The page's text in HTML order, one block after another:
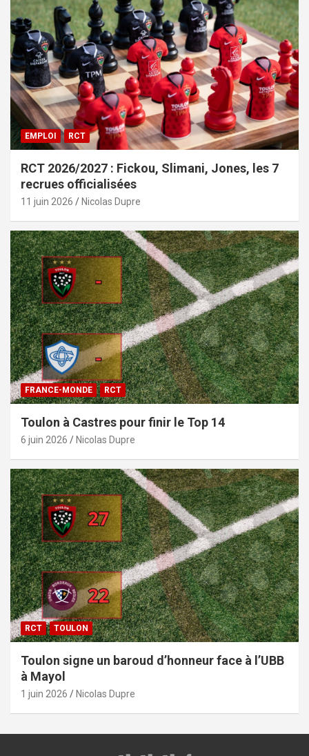
EMPLOI RCT
RCT 2026/2027 : Fickou, Slimani, Jones, les 7
recrues officialisées
11 juin 2026 Nicolas Dupre
FRANCE-MONDE RCT
Toulon à Castres pour finir le Top 14
6 juin 2026 Nicolas Dupre
RCT TOULON
Toulon signe un baroud d’honneur face à l’UBB
à Mayol
1 juin 2026 Nicolas Dupre